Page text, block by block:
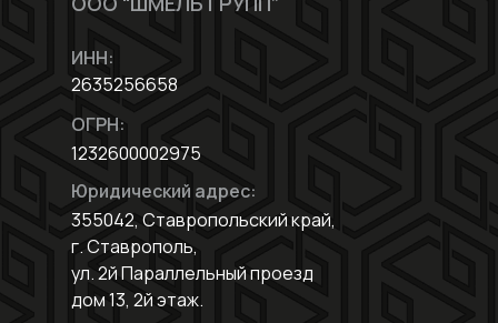
2635256658
ИНН:
1232600002975
ОГРН:
Юридический адрес:
355042, Ставропольский край,
г. Ставрополь,
ул. 2й Параллельный проезд
дом 13, 2й этаж.